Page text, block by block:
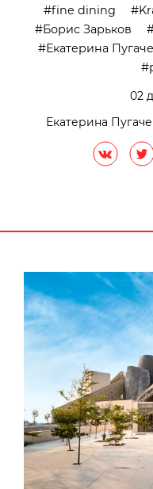
fine dining
Борис Зарьков
Екатерина
02
Екатерина